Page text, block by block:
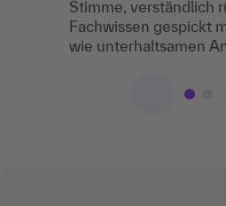
Stimme, verständlich
Fachwissen gespickt
wie unterhaltsamen